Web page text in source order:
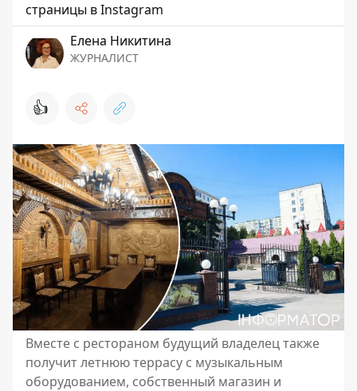
страницы в Instagram
Елена Никитина
ЖУРНАЛИСТ
👍
Вместе с рестораном будущий владелец также
получит летнюю террасу с музыкальным
оборудованием, собственный магазин и